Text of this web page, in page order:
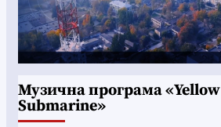
Музична програма «Yellow
Submarine»